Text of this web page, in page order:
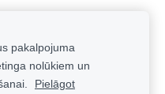
pakalpojuma
nolūkiem un
Pielāgot